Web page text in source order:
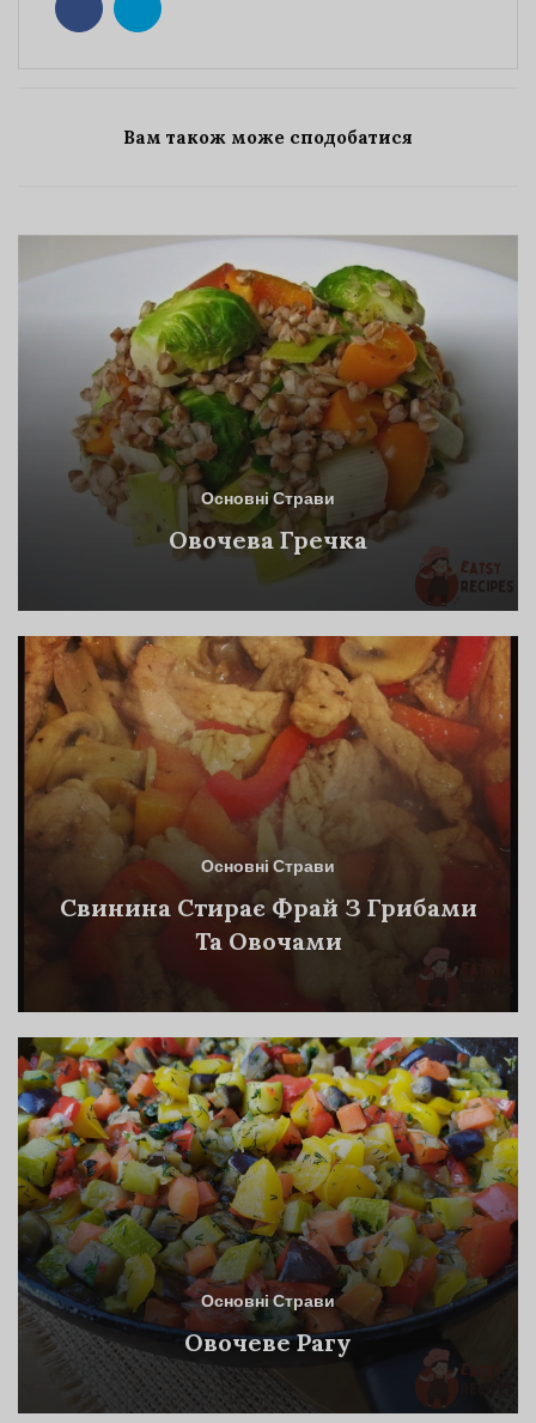
Вам також може сподобатися
Основні Страви
Овочева Гречка
Основні Страви
Свинина Стирає Фрай З Грибами
Та Овочами
Основні Страви
Овочеве Рагу